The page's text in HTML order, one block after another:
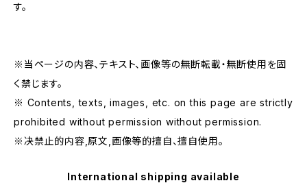
す。
※当ページの内容、テキスト、画像等の無断転載・無断使用を固
く禁じます。
※ Contents, texts, images, etc. on this page are strictly
prohibited without permission without permission.
※决禁止的内容,原文,画像等的擅自、擅自使用。
International shipping available